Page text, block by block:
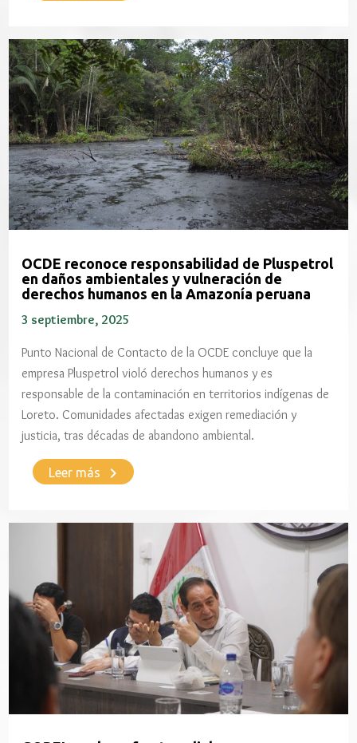
OCDE reconoce responsabilidad de Pluspetrol
en daños ambientales y vulneración de
derechos humanos en la Amazonía peruana
3 septiembre, 2025
Punto Nacional de Contacto de la OCDE concluye que la
empresa Pluspetrol violó derechos humanos y es
responsable de la contaminación en territorios indígenas de
Loreto. Comunidades afectadas exigen remediación y
justicia, tras décadas de abandono ambiental.
Leer más keyboard_arrow_right